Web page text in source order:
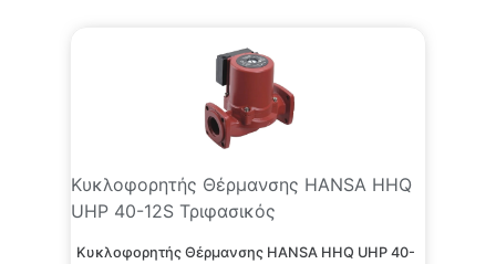
Κυκλοφορητής Θέρμανσης HANSA HHQ
UHP 40-12S Τριφασικός
Κυκλοφορητής Θέρμανσης HANSA HHQ UHP 40-